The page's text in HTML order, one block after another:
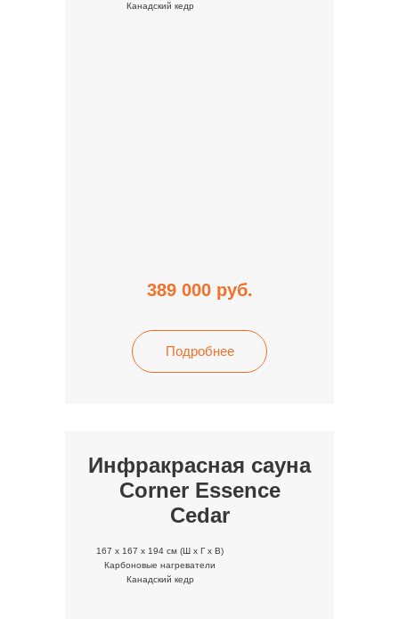
Канадский кедр
389 000руб.
Подробнее
Инфракрасная сауна
Corner Essence
Cedar
167 x 167 x 194 cм (Ш x Г x В)
Карбоновые нагреватели
Канадский кедр